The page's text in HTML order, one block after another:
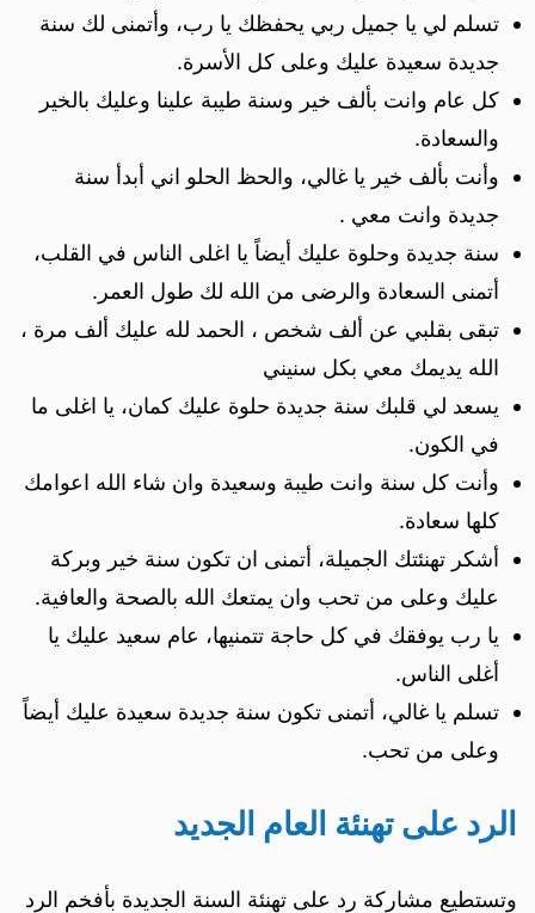
تسلم لي يا جميل ربي يحفظك يا رب، وأتمنى لك سنة
جديدة سعيدة عليك وعلى كل الأسرة.
كل عام وانت بألف خير وسنة طيبة علينا وعليك بالخير
والسعادة.
وأنت بألف خير يا غالي، والحظ الحلو اني أبدأ سنة
جديدة وانت معي .
سنة جديدة وحلوة عليك أيضاً يا اغلى الناس في القلب،
أتمنى السعادة والرضى من الله لك طول العمر.
تبقى بقلبي عن ألف شخص ، الحمد لله عليك ألف مرة ،
الله يديمك معي بكل سنيني
يسعد لي قلبك سنة جديدة حلوة عليك كمان، يا اغلى ما
في الكون.
وأنت كل سنة وانت طيبة وسعيدة وان شاء الله اعوامك
كلها سعادة.
أشكر تهنئتك الجميلة، أتمنى ان تكون سنة خير وبركة
عليك وعلى من تحب وان يمتعك الله بالصحة والعافية.
يا رب يوفقك في كل حاجة تتمنيها، عام سعيد عليك يا
أغلى الناس.
تسلم يا غالي، أتمنى تكون سنة جديدة سعيدة عليك أيضاً
وعلى من تحب.
الرد على تهنئة العام الجديد
وتستطيع مشاركة رد على تهنئة السنة الجديدة بأفخم الرد